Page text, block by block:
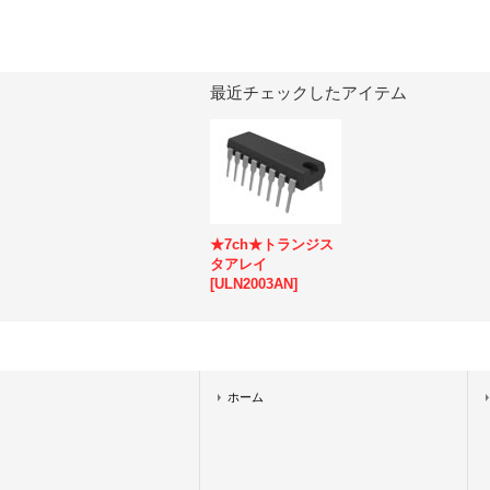
最近チェックしたアイテム
★7ch★トランジス
タアレイ
[ULN2003AN]
ホーム